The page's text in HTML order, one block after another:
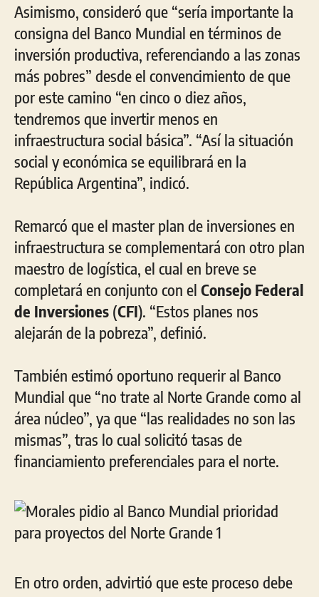
Asimismo, consideró que “sería importante la
consigna del Banco Mundial en términos de
inversión productiva, referenciando a las zonas
más pobres” desde el convencimiento de que
por este camino “en cinco o diez años,
tendremos que invertir menos en
infraestructura social básica”. “Así la situación
social y económica se equilibrará en la
República Argentina”, indicó.
Remarcó que el master plan de inversiones en
infraestructura se complementará con otro plan
maestro de logística, el cual en breve se
completará en conjunto con el Consejo Federal
de Inversiones (CFI). “Estos planes nos
alejarán de la pobreza”, definió.
También estimó oportuno requerir al Banco
Mundial que “no trate al Norte Grande como al
área núcleo”, ya que “las realidades no son las
mismas”, tras lo cual solicitó tasas de
financiamiento preferenciales para el norte.
En otro orden, advirtió que este proceso debe